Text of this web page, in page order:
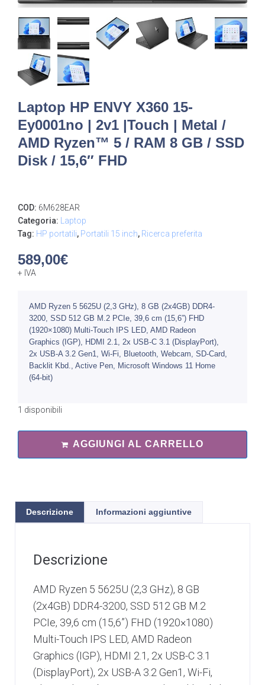
Laptop HP ENVY X360 15-
Ey0001no | 2v1 |Touch | Metal /
AMD Ryzen™ 5 / RAM 8 GB / SSD
Disk / 15,6″ FHD
COD: 6M628EAR
Categoria:
Laptop
Tag: HP portatili, Portatili 15 inch, Ricerca preferita
589,00€
+ IVA
AMD Ryzen 5 5625U (2,3 GHz), 8 GB (2x4GB) DDR4-
3200, SSD 512 GB M.2 PCIe, 39,6 cm (15,6”) FHD
(1920×1080) Multi-Touch IPS LED, AMD Radeon
Graphics (IGP), HDMI 2.1, 2x USB-C 3.1 (DisplayPort),
2x USB-A 3.2 Gen1, Wi-Fi, Bluetooth, Webcam, SD-Card,
Backlit Kbd., Active Pen, Microsoft Windows 11 Home
(64-bit)
1 disponibili
AGGIUNGI AL CARRELLO
Descrizione Informazioni aggiuntive
Descrizione
AMD Ryzen 5 5625U (2,3 GHz), 8 GB
(2x4GB) DDR4-3200, SSD 512 GB M.2
PCIe, 39,6 cm (15,6”) FHD (1920×1080)
Multi-Touch IPS LED, AMD Radeon
Graphics (IGP), HDMI 2.1, 2x USB-C 3.1
(DisplayPort), 2x USB-A 3.2 Gen1, Wi-Fi,